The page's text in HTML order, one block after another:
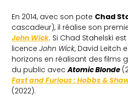
En 2014, avec son pote Chad
cascadeur), il réalise son
John Wick. Si Chad Stahelski
licenceJohn Wick, David Leitch
horizons en réalisant des films
du public avecAtomic Blonde
Fast and Furious : Hobbs &
(2022).